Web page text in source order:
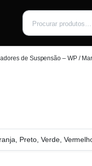
de Suspensão – WP /
Preto, Verde,